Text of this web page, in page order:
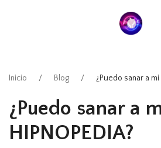
Inicio Blog ¿Puedo sanar a mi
¿Puedo sanar a
HIPNOPEDIA?